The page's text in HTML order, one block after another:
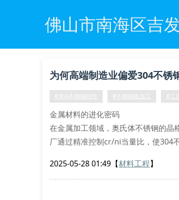
佛山市南海区吉
为何高端制造业偏爱304不锈
#304不锈钢特性 #不锈钢板加工 #工
金属材料的进化密码
在金属加工领域，奥氏体不锈钢的晶
厂通过精准控制cr/ni当量比，使304
ra≤0.4μm，满足精密仪器制造的特殊
腐蚀动力学的现代解法
2025-05-28 01:49 【材料工程】